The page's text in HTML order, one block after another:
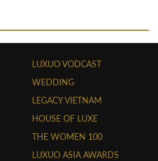
LUXUO VODCAST
WEDDING
LEGACY VIETNAM
HOUSE OF LUXE
THE WOMEN 100
LUXUO ASIA AWARDS